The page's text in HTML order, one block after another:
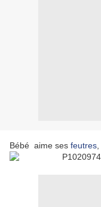
Bébé aime ses feutres